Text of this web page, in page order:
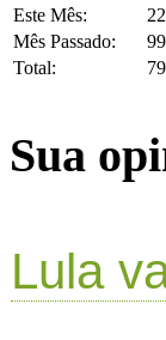
Este Mês:
Mês Passado:
Total:
Sua
Lula